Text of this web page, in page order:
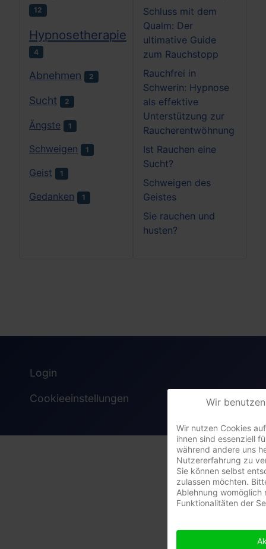
12
Hypnosetherapie
4
Abnehmen 2
Sucht 2
Ängste 1
Schweigen 1
Geist 1
Gedanken 1
Schluss mit dem
Qualm: Der
ultimative Guide
zum Rauchstopp
Rauchfrei in
Schwerin: Hypnose
als effektive
Unterstützung zur
Raucherentwöhnung
Ist Rauchen eine
Sucht?
Schweigen des
Geistes
Sie rauchen und
husten?
Login
Cookieeinstellungen Wir
Wir nutzen Cookies
ihnen sind essenziell
während andere uns
Nutzererfahrung zu
Sie können selbst
zulassen möchten.
Ablehnung womöglich
Funktionalitäten der